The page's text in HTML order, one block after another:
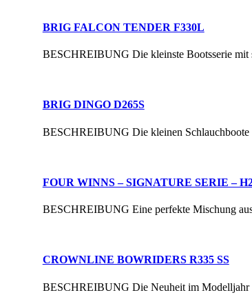
BRIG FALCON TENDER F330L
BESCHREIBUNG Die kleinste Bootsserie mit
BRIG DINGO D265S
BESCHREIBUNG Die kleinen Schlauchboote
FOUR WINNS – SIGNATURE SERIE –
BESCHREIBUNG Eine perfekte Mischung
CROWNLINE BOWRIDERS R335 SS
BESCHREIBUNG Die Neuheit im Modelljahr